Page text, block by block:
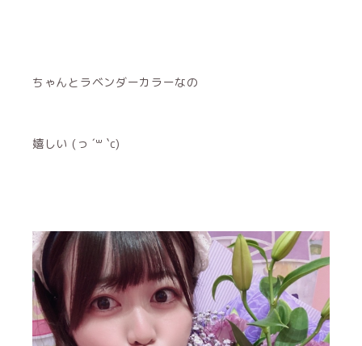
ちゃんとラベンダーカラーなの
嬉しい (っ ´꒳ `c)